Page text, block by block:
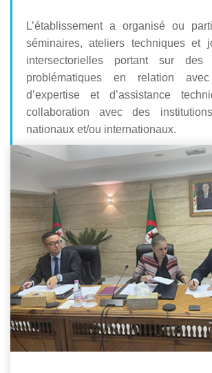
L’établissement a organisé ou
séminaires, ateliers techniques et
intersectorielles portant sur
problématiques en relation
d’expertise et d’assistance
collaboration avec des
nationaux et/ou internationaux.